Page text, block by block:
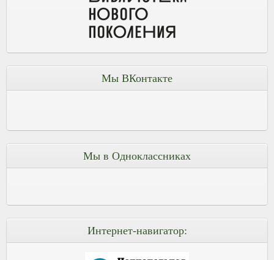
Мы ВКонтакте
Мы в Одноклассниках
Интернет-навигатор: